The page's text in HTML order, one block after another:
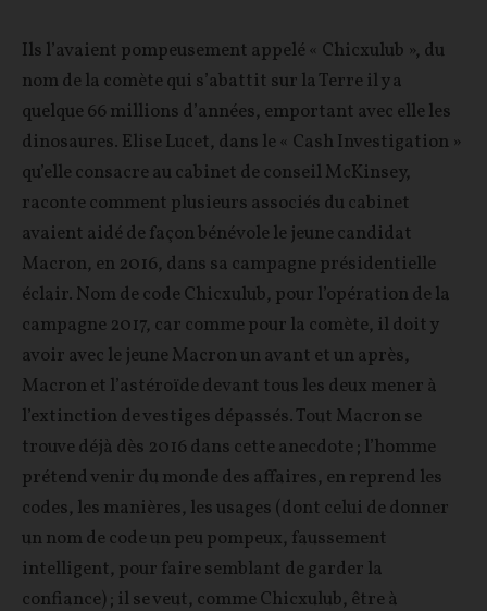
Ils l’avaient pompeusement appelé « Chicxulub », du
nom de la comète qui s’abattit sur la Terre il y a
quelque 66 millions d’années, emportant avec elle les
dinosaures. Elise Lucet, dans le « Cash Investigation »
qu’elle consacre au cabinet de conseil McKinsey,
raconte comment plusieurs associés du cabinet
avaient aidé de façon bénévole le jeune candidat
Macron, en 2016, dans sa campagne présidentielle
éclair. Nom de code Chicxulub, pour l’opération de la
campagne 2017, car comme pour la comète, il doit y
avoir avec le jeune Macron un avant et un après,
Macron et l’astéroïde devant tous les deux mener à
l’extinction de vestiges dépassés. Tout Macron se
trouve déjà dès 2016 dans cette anecdote ; l’homme
prétend venir du monde des affaires, en reprend les
codes, les manières, les usages (dont celui de donner
un nom de code un peu pompeux, faussement
intelligent, pour faire semblant de garder la
confiance) ; il se veut, comme Chicxulub, être à